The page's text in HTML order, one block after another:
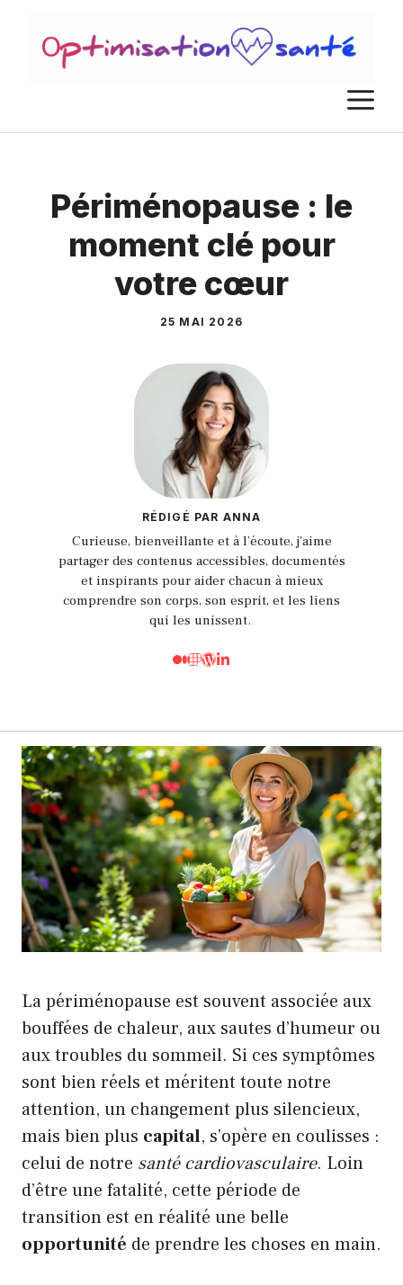
contenu
Périménopause : le
moment clé pour
votre cœur
25 MAI 2026
RÉDIGÉ PAR ANNA
Curieuse, bienveillante et à l’écoute, j'aime
partager des contenus accessibles, documentés
et inspirants pour aider chacun à mieux
comprendre son corps, son esprit, et les liens
qui les unissent.
La périménopause est souvent associée aux
bouffées de chaleur, aux sautes d’humeur ou
aux troubles du sommeil. Si ces symptômes
sont bien réels et méritent toute notre
attention, un changement plus silencieux,
mais bien plus capital, s’opère en coulisses :
celui de notre santé cardiovasculaire. Loin
d’être une fatalité, cette période de
transition est en réalité une belle
opportunité de prendre les choses en main.